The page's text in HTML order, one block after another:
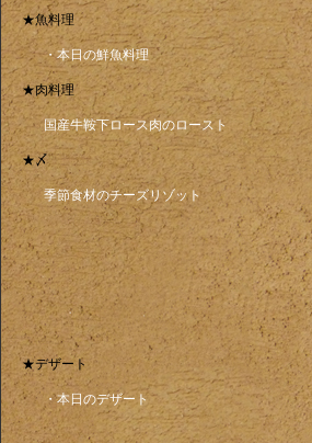
★魚料理
・本日の鮮魚料理
★肉料理
国産牛鞍下ロース肉のロースト
★〆
季節食材のチーズリゾット
★デザート
・本日のデザート